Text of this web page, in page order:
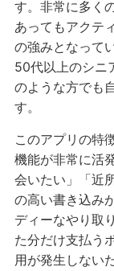
す。非常に多く
あってもアクテ
の強みとなって
50代以上のシニ
のような方でも
す。
このアプリの特
機能が非常に活
会いたい」「近
の高い書き込み
ディーなやり取
た分だけ支払う
用が発生しない